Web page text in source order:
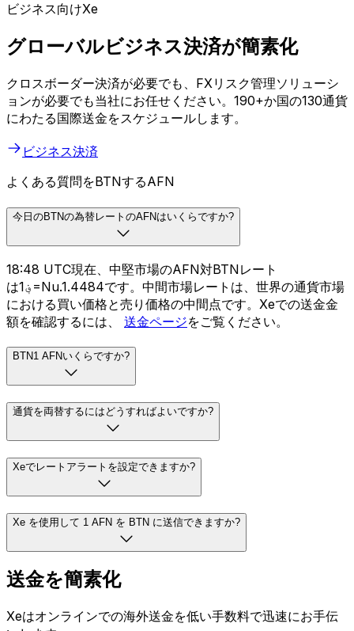
ビジネス向けXe
グローバルビジネス決済が簡素化
クロスボーダー決済が必要でも、FXリスク管理ソリューシ
ョンが必要でも当社にお任せください。190+か国の130通貨
にわたる国際送金をスケジュールします。
ビジネス決済
よくある質問をBTNするAFN
今日のBTNの為替レートのAFNはいくらですか?
18:48 UTC現在、中堅市場のAFN対BTNレート
は؋1=Nu.1.4484です。中間市場レートは、世界の通貨市場
における買い価格と売り価格の中間点です。Xeでの送金金
額を確認するには、 送金ページをご覧ください。
BTN1 AFNいくらですか?
通貨を両替するにはどうすればよいですか?
Xeでレートアラートを設定できますか?
Xe を使用して 1 AFN を BTN に送信できますか?
送金を簡素化
Xeはオンラインでの海外送金を低い手数料で迅速にお手伝